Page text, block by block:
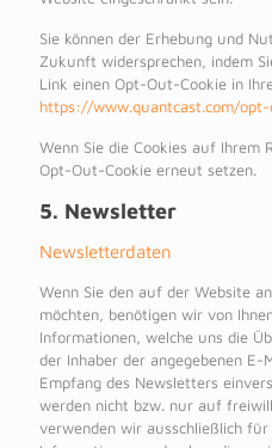
Sie können der Erhebung und
Zukunft widersprechen, indem
Link einen Opt-Out-Cookie in
https://www.quantcast.com/
Wenn Sie die Cookies auf Ihrem
Opt-Out-Cookie erneut setzen.
5. Newsletter
Newsletterdaten
Wenn Sie den auf der Website
möchten, benötigen wir von
Informationen, welche uns die
der Inhaber der angegebenen
Empfang des Newsletters
werden nicht bzw. nur auf
verwenden wir ausschließlich